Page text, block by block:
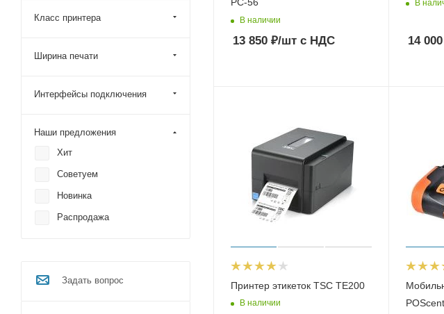
В наличии
13 850 ₽/шт с НДС
В
14 000
Принтер этикеток TSC TE200
В наличии
Класс принтера
Ширина печати
Интерфейсы подключения
Наши предложения
Хит
Советуем
Новинка
Распродажа
Задать вопрос